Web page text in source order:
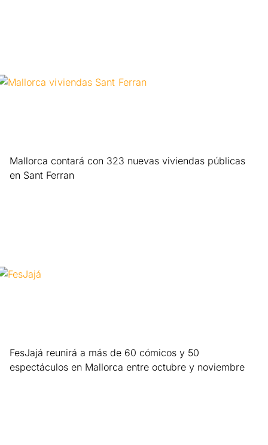
Mallorca contará con 323 nuevas viviendas públicas
en Sant Ferran
FesJajá reunirá a más de 60 cómicos y 50
espectáculos en Mallorca entre octubre y noviembre